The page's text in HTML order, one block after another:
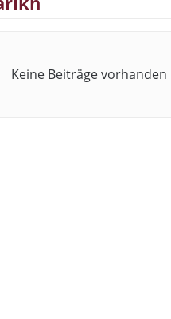
Keine Beiträge vorhanden